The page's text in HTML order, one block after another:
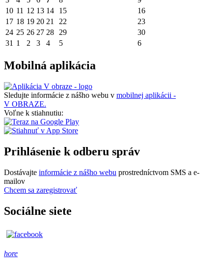
10 11 12 13 14 15
16
17 18 19 20 21 22
23
24 25 26 27 28 29
30
31 1 2 3 4 5 6
Mobilná aplikácia
Sledujte informácie z nášho webu v mobilnej aplikácii -
V OBRAZE.
Voľne k stiahnutiu:
Prihlásenie k odberu správ
Dostávajte informácie z nášho webu prostredníctvom SMS a e-
mailov
Chcem sa zaregistrovať
Sociálne siete
hore